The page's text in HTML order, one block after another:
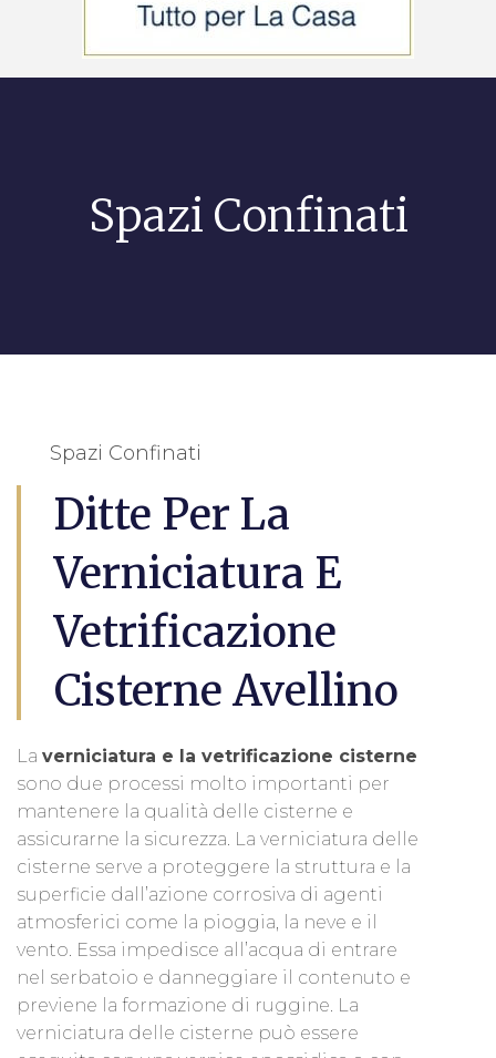
Spazi Confinati
Spazi Confinati
Ditte Per La
Verniciatura E
Vetrificazione
Cisterne Avellino
La verniciatura e la vetrificazione cisterne
sono due processi molto importanti per
mantenere la qualità delle cisterne e
assicurarne la sicurezza. La verniciatura delle
cisterne serve a proteggere la struttura e la
superficie dall’azione corrosiva di agenti
atmosferici come la pioggia, la neve e il
vento. Essa impedisce all’acqua di entrare
nel serbatoio e danneggiare il contenuto e
previene la formazione di ruggine. La
verniciatura delle cisterne può essere